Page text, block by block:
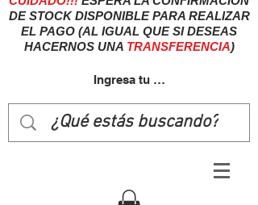
DE STOCK DISPONIBLE PARA REALIZAR
EL PAGO (AL IGUAL QUE SI DESEAS
HACERNOS UNA TRANSFERENCIA)
Ingresa tu usuairo